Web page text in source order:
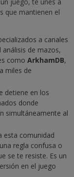
que mantienen el
a canales
análisis de mazos,
como ArkhamDB,
miles de
detiene en los
donde
simultáneamente al
esta comunidad
regla confusa o
se te resiste. Es un
en el juego